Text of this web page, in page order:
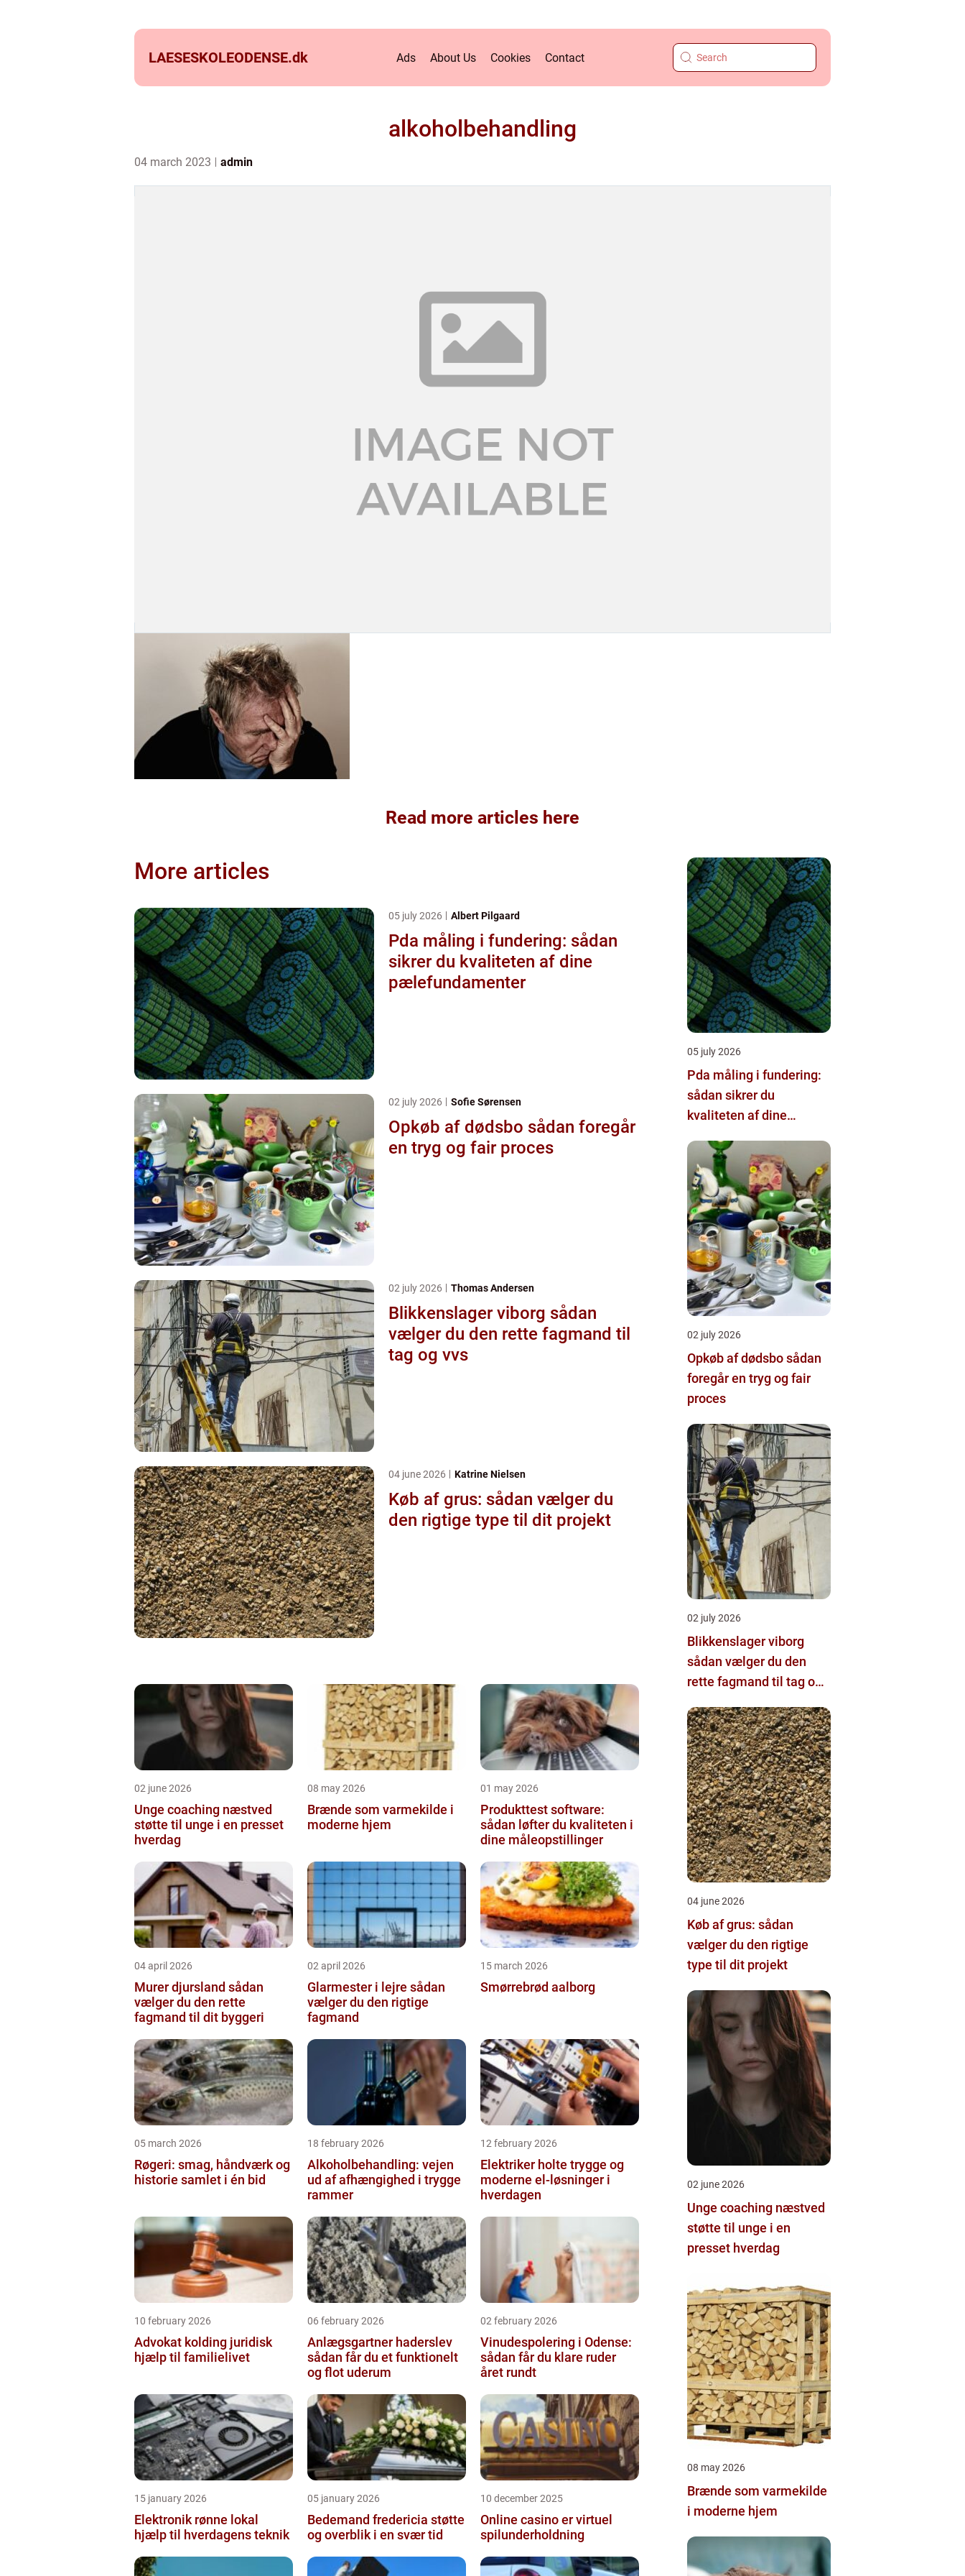
LAESESKOLEODENSE.dk Ads About Us Cookies Contact
alkoholbehandling
04 march 2023 admin
Read more articles here
More articles
05 july 2026 Albert Pilgaard
Pda måling i fundering: sådan
sikrer du kvaliteten af dine
pælefundamenter
02 july 2026 Sofie Sørensen
Opkøb af dødsbo sådan foregår
en tryg og fair proces
02 july 2026 Thomas Andersen
Blikkenslager viborg sådan
vælger du den rette fagmand til
tag og vvs
04 june 2026 Katrine Nielsen
Køb af grus: sådan vælger du
den rigtige type til dit projekt
02 june 2026
Unge coaching næstved
støtte til unge i en presset
hverdag
08 may 2026
Brænde som varmekilde i
moderne hjem
01 may 2026
Produkttest software:
sådan løfter du kvaliteten i
dine måleopstillinger
04 april 2026
Murer djursland sådan
vælger du den rette
fagmand til dit byggeri
02 april 2026
Glarmester i lejre sådan
vælger du den rigtige
fagmand
15 march 2026
Smørrebrød aalborg
05 march 2026
Røgeri: smag, håndværk og
historie samlet i én bid
18 february 2026
Alkoholbehandling: vejen
ud af afhængighed i trygge
rammer
12 february 2026
Elektriker holte trygge og
moderne el-løsninger i
hverdagen
10 february 2026
Advokat kolding juridisk
hjælp til familielivet
06 february 2026
Anlægsgartner haderslev
sådan får du et funktionelt
og flot uderum
02 february 2026
Vinudespolering i Odense:
sådan får du klare ruder
året rundt
15 january 2026
Elektronik rønne lokal
hjælp til hverdagens teknik
05 january 2026
Bedemand fredericia støtte
og overblik i en svær tid
10 december 2025
Online casino er virtuel
spilunderholdning
05 july 2026
Pda måling i fundering:
sådan sikrer du
kvaliteten af dine
02 july 2026
Opkøb af dødsbo sådan
foregår en tryg og fair
proces
02 july 2026
Blikkenslager viborg
sådan vælger du den
rette fagmand til tag og
04 june 2026
Køb af grus: sådan
vælger du den rigtige
type til dit projekt
02 june 2026
Unge coaching næstved
støtte til unge i en
presset hverdag
08 may 2026
Brænde som varmekilde
i moderne hjem